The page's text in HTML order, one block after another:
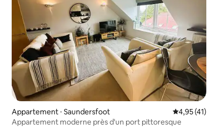
Appartement ⋅ Saundersfoot Évaluation
4,95 (41)
Appartement moderne près d'un port pittoresque